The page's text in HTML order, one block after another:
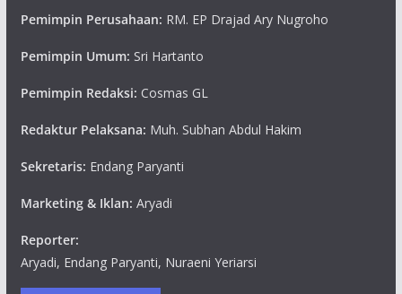
Pemimpin Perusahaan: RM. EP Drajad Ary Nugroho
Pemimpin Umum: Sri Hartanto
Pemimpin Redaksi: Cosmas GL
Redaktur Pelaksana: Muh. Subhan Abdul Hakim
Sekretaris: Endang Paryanti
Marketing & Iklan: Aryadi
Reporter:
Aryadi, Endang Paryanti, Nuraeni Yeriarsi